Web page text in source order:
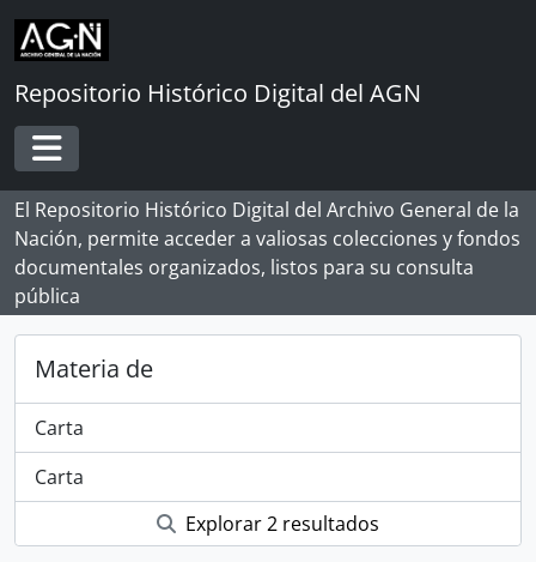
Skip to main content
Repositorio Histórico Digital del AGN
Toggle navigation
El Repositorio Histórico Digital del Archivo General de la
Nación, permite acceder a valiosas colecciones y fondos
documentales organizados, listos para su consulta
pública
Materia de
Carta
Carta
Explorar 2 resultados